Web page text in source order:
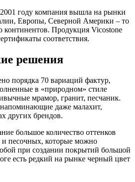
году компания вышла на рынки
Европы, Северной Америки – то
континентов. Продукция Vicostone
соответствия.
решения
порядка 70 вариаций фактур,
в «природном» стиле
мрамор, гранит, песчаник.
напоминающие даже малахит,
других брендов.
большое количество оттенков
и песочных, которые можно
при создании покрытий большой
есть редкий на рынке черный цвет